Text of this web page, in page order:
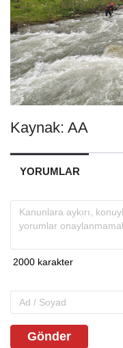
Kaynak: AA
YORUMLAR
Gönder